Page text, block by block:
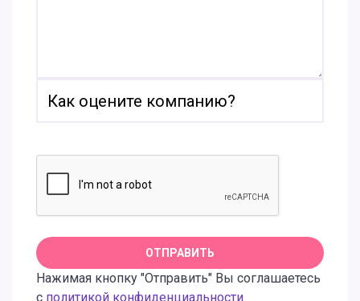
Нажимая кнопку "Отправить" Вы соглашаетесь
с политикой конфиденциальности.